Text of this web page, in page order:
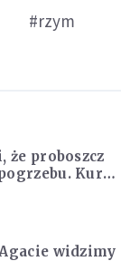
#rzym
że proboszcz
Kuria
widzimy